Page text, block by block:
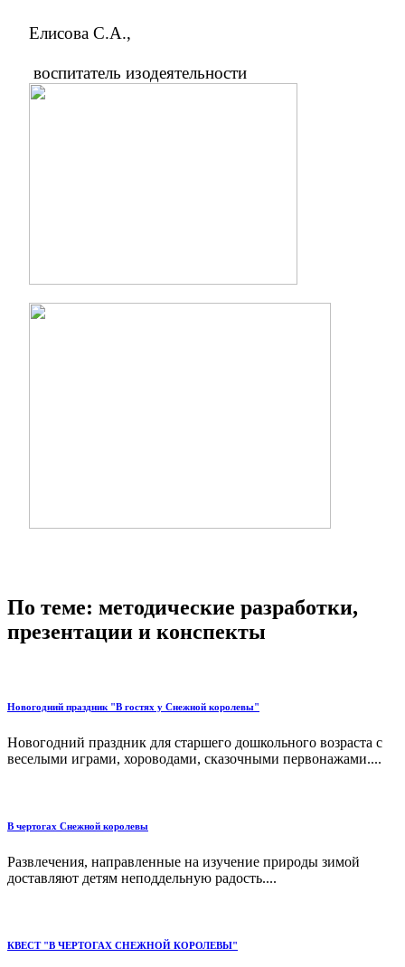
Елисова С.А.,
воспитатель изодеятельности
По теме: методические разработки,
презентации и конспекты
Новогодний праздник "В гостях у Снежной королевы"
Новогодний праздник для старшего дошкольного возраста с
веселыми играми, хороводами, сказочными первонажами....
В чертогах Снежной королевы
Развлечения, направленные на изучение природы зимой
доставляют детям неподдельную радость....
КВЕСТ "В ЧЕРТОГАХ СНЕЖНОЙ КОРОЛЕВЫ"